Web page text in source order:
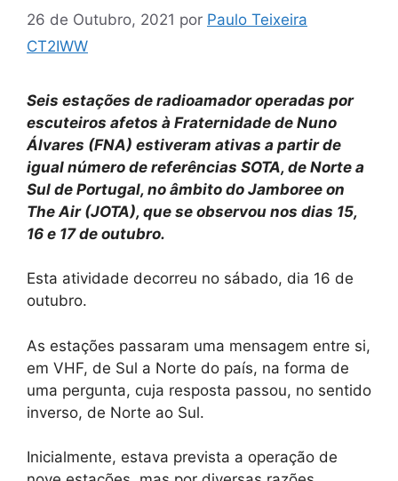
26 de Outubro, 2021 por Paulo Teixeira
CT2IWW
Seis estações de radioamador operadas por
escuteiros afetos à Fraternidade de Nuno
Álvares (FNA) estiveram ativas a partir de
igual número de referências SOTA, de Norte a
Sul de Portugal, no âmbito do Jamboree on
The Air (JOTA), que se observou nos dias 15,
16 e 17 de outubro.
Esta atividade decorreu no sábado, dia 16 de
outubro.
As estações passaram uma mensagem entre si,
em VHF, de Sul a Norte do país, na forma de
uma pergunta, cuja resposta passou, no sentido
inverso, de Norte ao Sul.
Inicialmente, estava prevista a operação de